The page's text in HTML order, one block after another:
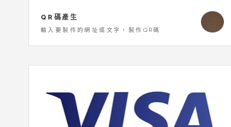
QR碼產生
輸入要製作的網址或文字，製作QR碼